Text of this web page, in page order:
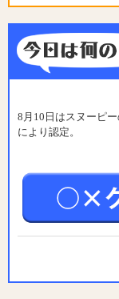
8月10日はスヌーピ
により認定。